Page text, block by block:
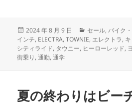
投
稿
日:
2024 年 8 月 9 日
カ
テ
ゴ
セール,バイク
インチ, ELECTRA,TOWNIE, エレクトラ,
シティライド, タウニー, ヒーローレッド,
街乗り ,通勤,通学
夏の終わりはビー